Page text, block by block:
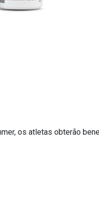
os atletas obterão